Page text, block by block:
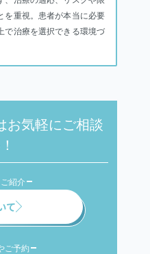
を重視。患者が本当に必要
で治療を選択できる環境づ
お気軽にご相談
紹介
て
ご予約